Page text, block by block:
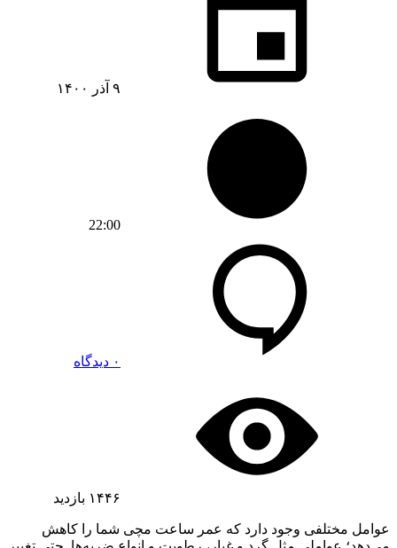
۹ آذر ۱۴۰۰
22:00
۰ دیدگاه
۱۴۴۶ بازدید
عوامل مختلفی وجود دارد که عمر ساعت مچی شما را کاهش